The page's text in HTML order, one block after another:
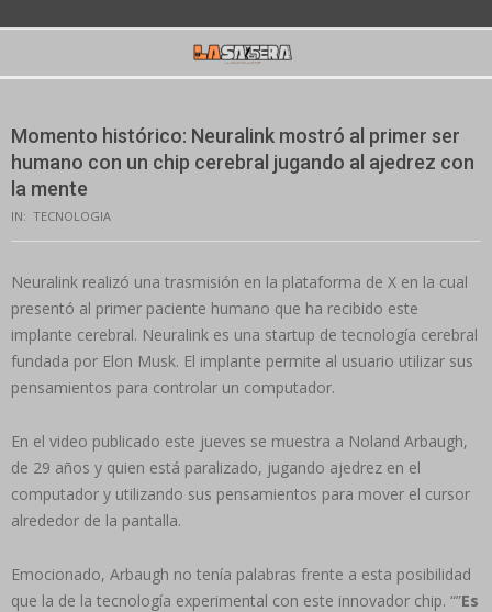
Momento histórico: Neuralink mostró al primer ser
humano con un chip cerebral jugando al ajedrez con
la mente
IN: TECNOLOGIA
Neuralink realizó una trasmisión en la plataforma de X en la cual
presentó al primer paciente humano que ha recibido este
implante cerebral. Neuralink es una startup de tecnología cerebral
fundada por Elon Musk. El implante permite al usuario utilizar sus
pensamientos para controlar un computador.
En el video publicado este jueves se muestra a Noland Arbaugh,
de 29 años y quien está paralizado, jugando ajedrez en el
computador y utilizando sus pensamientos para mover el cursor
alrededor de la pantalla.
Emocionado, Arbaugh no tenía palabras frente a esta posibilidad
que la de la tecnología experimental con este innovador chip. “”Es